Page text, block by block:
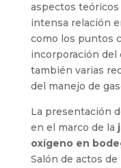
aspectos teóricos
intensa relación
como los puntos
incorporación del
también varias
del manejo de
La presentación
en el marco de la
oxígeno en
Salón de actos